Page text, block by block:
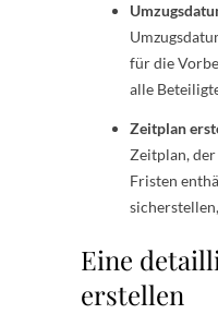
für die
alle
Zeitplan
Zeitplan,
Fristen
Eine
erstellen